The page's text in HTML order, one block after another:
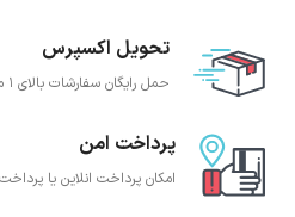
تحویل اکسپرس
حمل رایگان سفارشات بالای 1 میلیون تومان
پرداخت امن
امکان پرداخت انلاین یا